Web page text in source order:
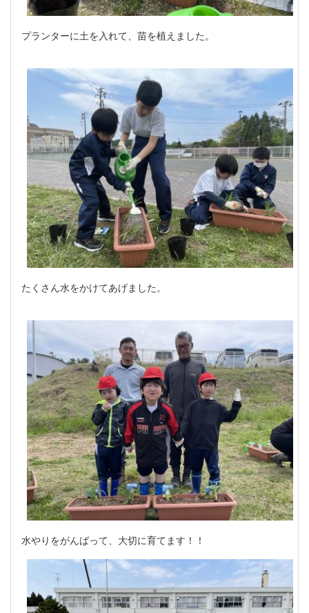
プランターに土を入れて、苗を植えました。
たくさん水をかけてあげました。
水やりをがんばって、大切に育てます！！